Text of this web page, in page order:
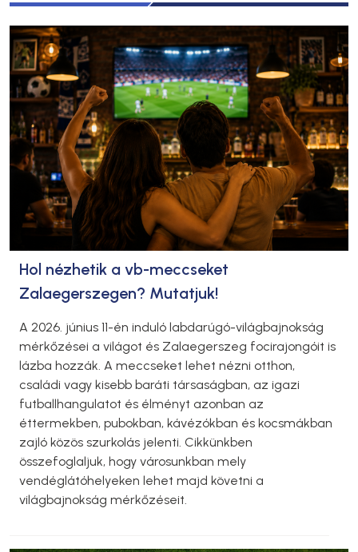
Hol nézhetik a vb-meccseket
Zalaegerszegen? Mutatjuk!
A 2026. június 11-én induló labdarúgó-világbajnokság
mérkőzései a világot és Zalaegerszeg focirajongóit is
lázba hozzák. A meccseket lehet nézni otthon,
családi vagy kisebb baráti társaságban, az igazi
futballhangulatot és élményt azonban az
éttermekben, pubokban, kávézókban és kocsmákban
zajló közös szurkolás jelenti. Cikkünkben
összefoglaljuk, hogy városunkban mely
vendéglátóhelyeken lehet majd követni a
világbajnokság mérkőzéseit.